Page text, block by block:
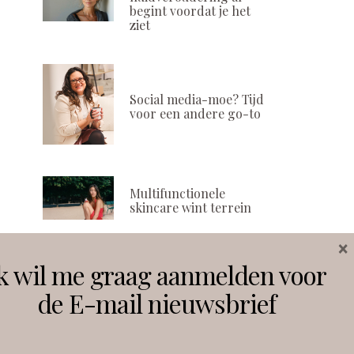
begint voordat je het
ziet
Social media-moe? Tijd
voor een andere go-to
Multifunctionele
skincare wint terrein
Volg ons
wil me graag aanmelden voor
de E-mail nieuwsbrief
×